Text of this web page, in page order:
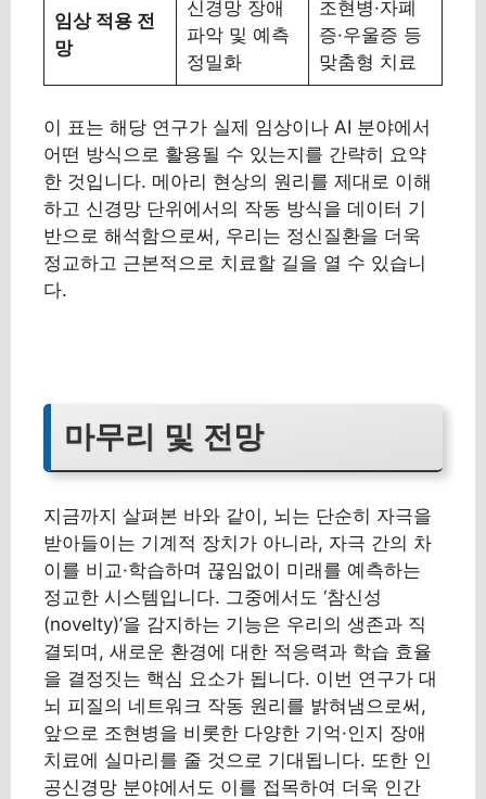
임상 적용 전
망
신경망 장애
파악 및 예측
정밀화
조현병·자폐
증·우울증 등
맞춤형 치료
이 표는 해당 연구가 실제 임상이나 AI 분야에서
어떤 방식으로 활용될 수 있는지를 간략히 요약
한 것입니다. 메아리 현상의 원리를 제대로 이해
하고 신경망 단위에서의 작동 방식을 데이터 기
반으로 해석함으로써, 우리는 정신질환을 더욱
정교하고 근본적으로 치료할 길을 열 수 있습니
다.
마무리 및 전망
지금까지 살펴본 바와 같이, 뇌는 단순히 자극을
받아들이는 기계적 장치가 아니라, 자극 간의 차
이를 비교·학습하며 끊임없이 미래를 예측하는
정교한 시스템입니다. 그중에서도 ‘참신성
(novelty)’을 감지하는 기능은 우리의 생존과 직
결되며, 새로운 환경에 대한 적응력과 학습 효율
을 결정짓는 핵심 요소가 됩니다. 이번 연구가 대
뇌 피질의 네트워크 작동 원리를 밝혀냄으로써,
앞으로 조현병을 비롯한 다양한 기억·인지 장애
치료에 실마리를 줄 것으로 기대됩니다. 또한 인
공신경망 분야에서도 이를 접목하여 더욱 인간